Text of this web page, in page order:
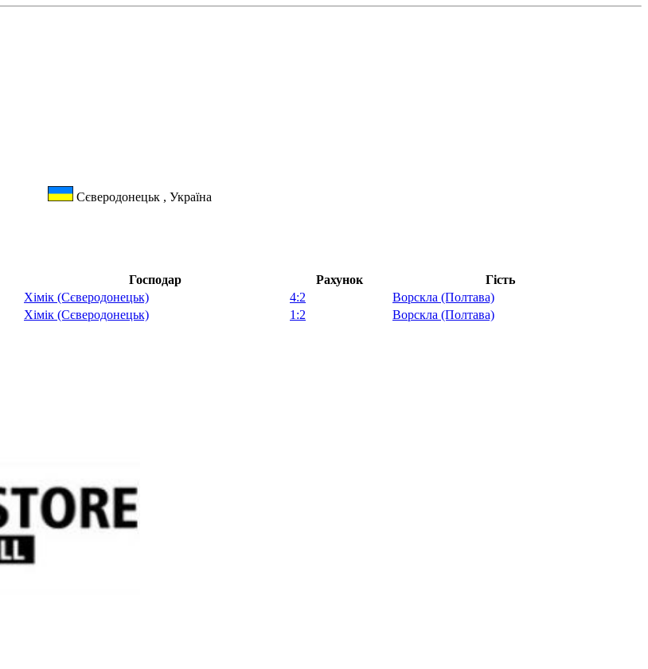
Сєверодонецьк , Україна
Господар Рахунок
Гість
Хімік (Сєверодонецьк) 4:2
Ворскла (Полтава)
Хімік (Сєверодонецьк) 1:2 Ворскла (Полтава)